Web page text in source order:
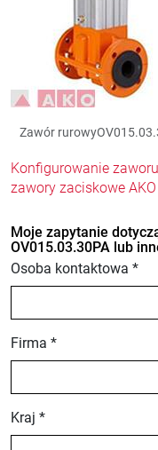
Zawór
Konfigurowanie
zawory zaciskowe AKO
Moje zapytanie
OV015.03.30PA lub
Osoba kontaktowa *
Firma *
Kraj *